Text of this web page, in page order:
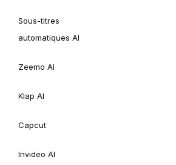
Sous-titres
automatiques AI
Zeemo AI
Klap AI
Capcut
Invideo AI